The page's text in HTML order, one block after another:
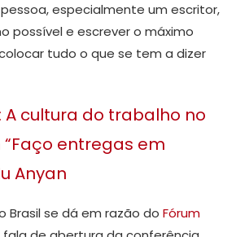
especialmente um escritor,
possível e escrever o máximo
tudo o que se tem a dizer
A cultura do trabalho no
“Faço entregas em
Anyan
Brasil se dá em razão do Fórum